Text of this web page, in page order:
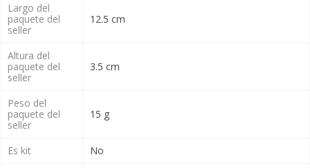
Largo del
paquete del
seller
12.5 cm
Altura del
paquete del
seller
3.5 cm
Peso del
paquete del
seller
15 g
Es kit
No